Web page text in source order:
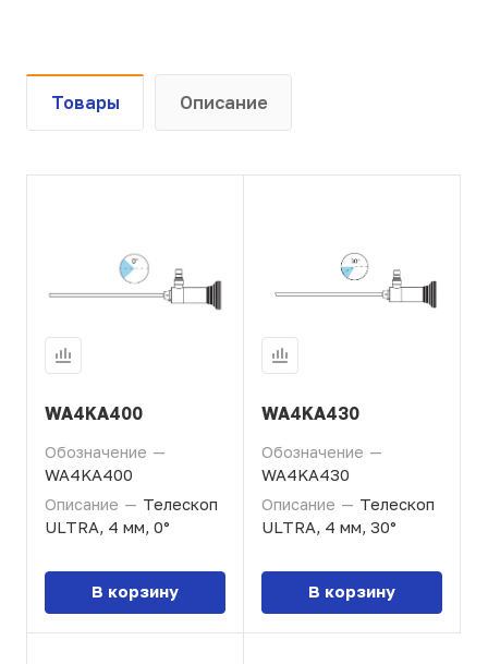
Товары Описание
WA4KA400
Обозначение —
WA4KA400
Описание — Телескоп
ULTRA, 4 мм, 0°
В корзину
WA4KA430
Обозначение —
WA4KA430
Описание — Телескоп
ULTRA, 4 мм, 30°
В корзину